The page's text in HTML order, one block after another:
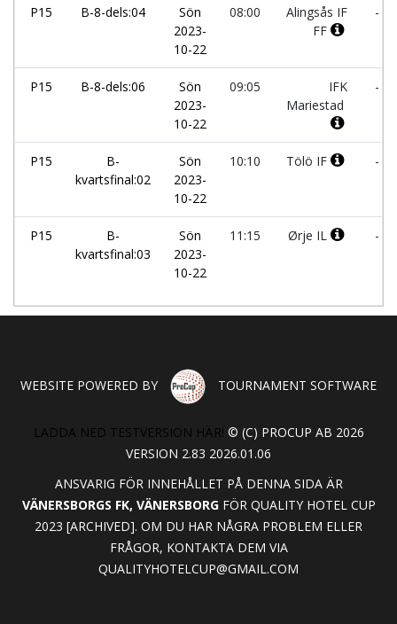
P15 B-8-dels:04
Sön
2023-
10-22
08:00
Alingsås IF
FF
-
P15 B-8-dels:06
Sön
2023-
10-22
09:05
IFK
Mariestad
-
P15
B-
kvartsfinal:02
Sön
2023-
10-22
10:10 Tölö IF -
P15
B-
kvartsfinal:03
Sön
2023-
10-22
11:15 Ørje IL -
WEBSITE POWERED BY TOURNAMENT SOFTWARE
LADDA NED TESTVERSION HÄR! © (C) PROCUP AB 2026
VERSION 2.83 2026.01.06
ANSVARIG FÖR INNEHÅLLET PÅ DENNA SIDA ÄR
VÄNERSBORGS FK, VÄNERSBORGFÖR QUALITY HOTEL CUP
2023 [ARCHIVED]. OM DU HAR NÅGRA PROBLEM ELLER
FRÅGOR, KONTAKTA DEM VIA
QUALITYHOTELCUP@GMAIL.COM